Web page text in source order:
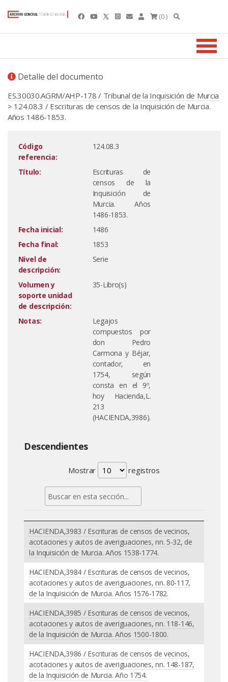
(0 )
Detalle del documento
ES.30030.AGRM/AHP-178 / Tribunal de la Inquisición de Murcia
> 124.08.3 / Escrituras de censos de la Inquisición de Murcia.
Años 1486-1853.
Código
referencia:
124.08.3
Título:
Escrituras de
censos de la
Inquisición de
Murcia. Años
1486-1853.
Fecha inicial:
1486
Fecha final:
1853
Nivel de
descripción:
Serie
Volumen y
soporte unidad
de descripción:
35-Libro(s)
Notas:
Legajos
compuestos por
don Pedro
Carmona y Béjar,
contador, en
1754, según
consta en el 9º,
hoy Hacienda,L.
213
(HACIENDA,3986).
Descendientes
Mostrar registros
HACIENDA,3983 / Escrituras de censos de vecinos,
acotaciones y autos de averiguaciones, nn. 5-32, de
la Inquisición de Murcia. Años 1538-1774.
HACIENDA,3984 / Escrituras de censos de vecinos,
acotaciones y autos de averiguaciones, nn. 80-117,
de la Inquisición de Murcia. Años 1576-1782.
HACIENDA,3985 / Escrituras de censos de vecinos,
acotaciones y autos de averiguaciones, nn. 118-146,
de la Inquisición de Murcia. Años 1500-1800.
HACIENDA,3986 / Escrituras de censos de vecinos,
acotaciones y autos de averiguaciones, nn. 148-187,
de la Inquisición de Murcia. Año 1754.